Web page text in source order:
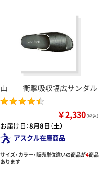
山一 衝撃吸収幅広サンダル
￥2,330（税込）
お届け日：8月8日（土）
アスクル在庫商品
サイズ・カラー・販売単位違いの商品が4商品
あります